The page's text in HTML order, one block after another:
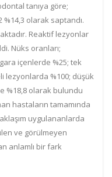
tanıya göre;
%14,3 olarak saptandı.
Reaktif lezyonlar
Nüks oranları;
içenlerde %25; tek
lezyonlarda %100; düşük
%18,8 olarak bulundu
hastaların tamamında
uygulananlarda
ve görülmeyen
anlamlı bir fark